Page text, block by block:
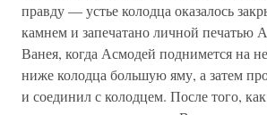
правду — устье колодца оказалось
камнем и запечатано личной печатью
Ванея, когда Асмодей поднимется на
ниже колодца большую яму, а затем
и соединил с колодцем. После того,